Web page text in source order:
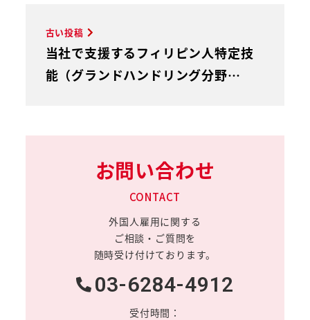
古い投稿
当社で支援するフィリピン人特定技
能（グランドハンドリング分野…
お問い合わせ
CONTACT
外国人雇用に関する
ご相談・ご質問を
随時受け付けております。
03-6284-4912
受付時間：